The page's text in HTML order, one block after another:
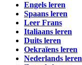
Engels leren
Spaans leren
Leer Frans
Italiaans leren
Duits leren
Oekraïens leren
Nederlands leren